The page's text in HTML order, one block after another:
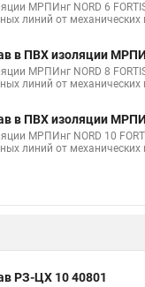
МРПИнг NORD 6
линий от механических
в ПВХ изоляции
МРПИнг NORD 8
линий от механических
в ПВХ изоляции
МРПИнг NORD 10
линий от механических
РЗ-ЦХ 10 40801